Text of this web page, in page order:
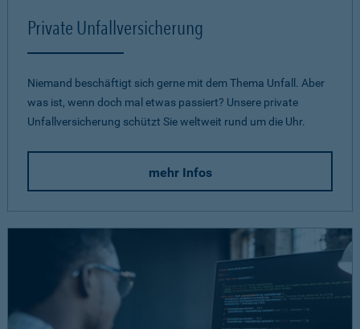
Private Unfallversicherung
Niemand beschäftigt sich gerne mit dem Thema Unfall. Aber
was ist, wenn doch mal etwas passiert? Unsere private
Unfallversicherung schützt Sie weltweit rund um die Uhr.
mehr Infos